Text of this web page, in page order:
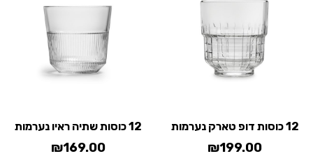
12 כוסות דופ טארק נערמות
₪199.00
12 כוסות שתיה ראיו נערמות
₪169.00